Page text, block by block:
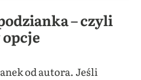
– czyli
od autora. Jeśli